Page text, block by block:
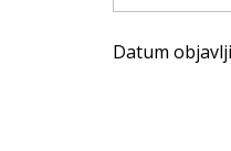
Datum